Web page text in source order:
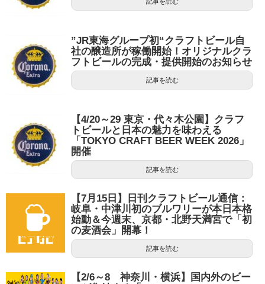
”JR東海グループ初“クラフトビール自
社の醸造所が稼働開始！オリジナルクラ
フトビールの完成・提供開始のお知らせ
記事を読む
【4/20～29 東京・代々木公園】クラフ
トビールと日本の魅力を味わえる
「TOKYO CRAFT BEER WEEK 2026」
開催
記事を読む
【7月15日】日刊クラフトビール通信：
岐阜・中津川初のブルワリーが本日本格
始動＆今週末、京都・北野天満宮で「初
の麦酒会」開幕！
記事を読む
【2/6～8 神奈川・横浜】国内外のビー